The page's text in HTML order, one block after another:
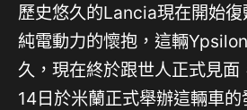
歷史悠久的Lancia現在開始
純電動力的懷抱，這輛
久，現在終於跟世人正式見面
14日於米蘭正式舉辦這輛車